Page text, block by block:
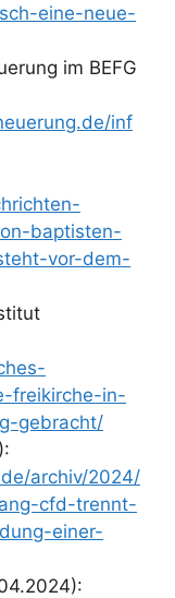
eine-neue-
im BEFG
inf
baptisten-
vor-dem-
freikirche-in-
gebracht/
archiv/2024/
cfd-trennt-
einer-